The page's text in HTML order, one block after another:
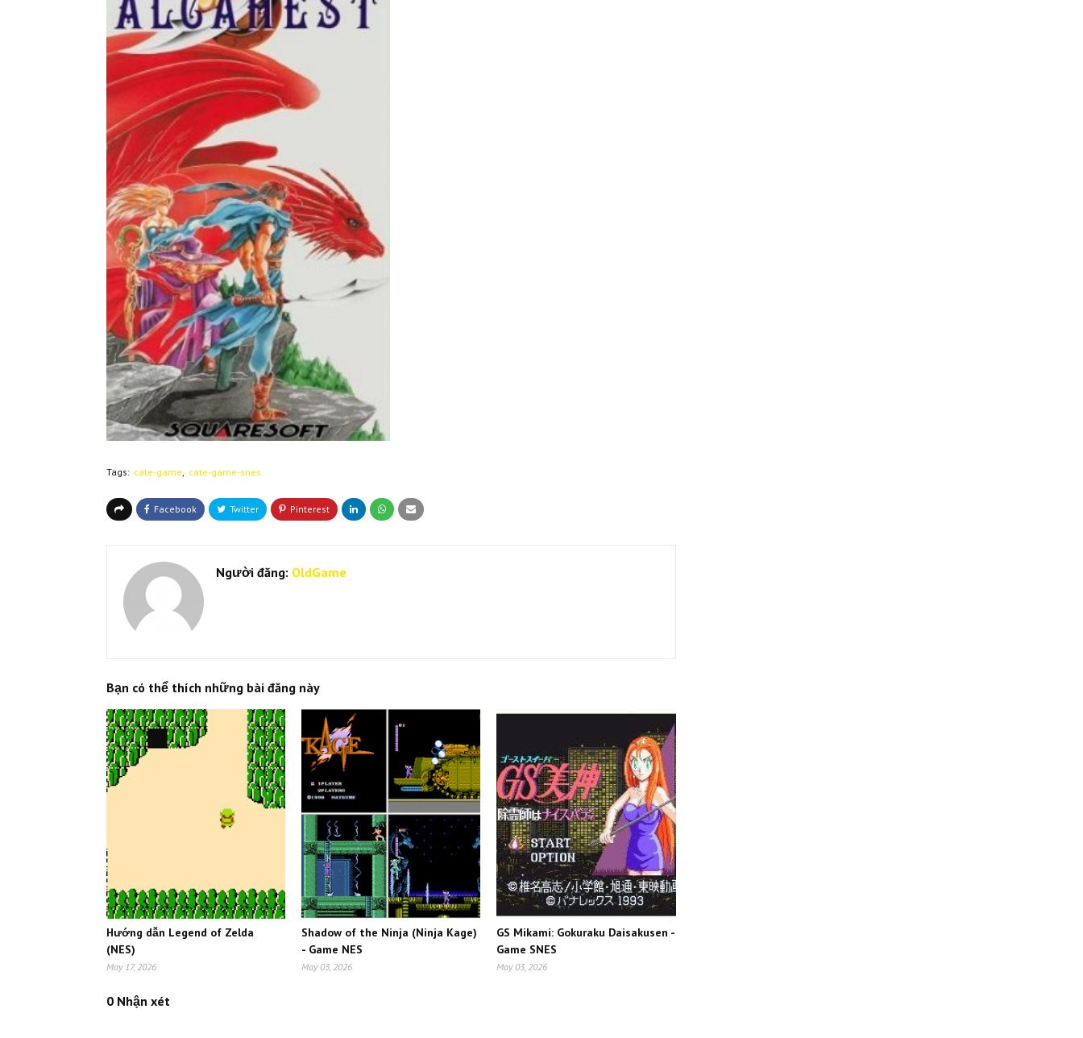
Tags: cate-game cate-game-snes
Người đăng: OldGame
Bạn có thể thích những bài đăng này
Hướng dẫn Legend of Zelda
(NES)
May 17, 2026
Shadow of the Ninja (Ninja Kage)
- Game NES
May 03, 2026
GS Mikami: Gokuraku Daisakusen -
Game SNES
May 03, 2026
0 Nhận xét